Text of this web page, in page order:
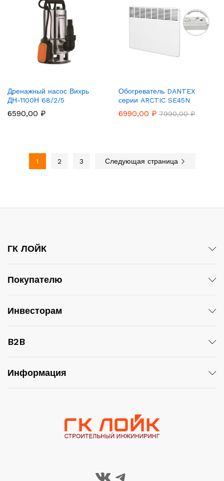
Дренажный насос Вихрь
ДН-1100Н 68/2/5
6590,00 ₽
Обогреватель DANTEX
серии ARCTIC SE45N
6990,00 ₽ 7990,00₽
1 2 3 Следующая страница
ГК ЛОЙК
Покупателю
Инвесторам
B2B
Информация